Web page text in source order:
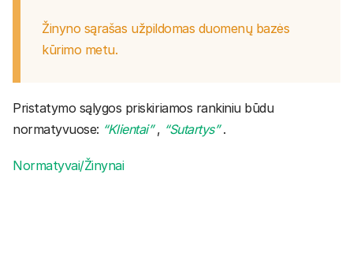
Žinyno sąrašas užpildomas duomenų bazės
kūrimo metu.
Pristatymo sąlygos priskiriamos rankiniu būdu
normatyvuose: “Klientai” , “Sutartys” .
Normatyvai/Žinynai